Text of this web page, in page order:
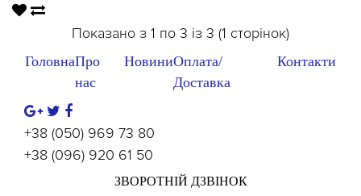
Показано з 1 по 3 із 3 (1 сторінок)
ГоловнаПро
нас
НовиниОплата/
Доставка
Контакти
+38 (050) 969 73 80
+38 (096) 920 61 50
ЗВОРОТНІЙ ДЗВІНОК